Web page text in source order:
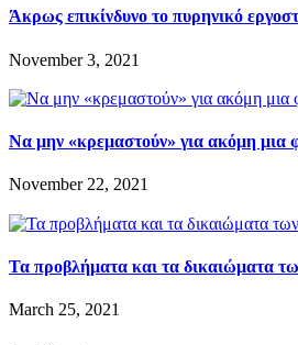
Άκρως επικίνδυνο το πυρηνικό
November 3, 2021
Να μην «κρεμαστούν» για ακόμη μια
November 22, 2021
Τα προβλήματα και τα δικαιώματα
March 25, 2021